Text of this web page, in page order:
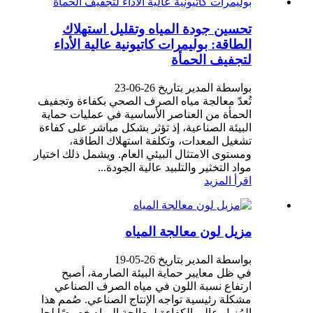
تحسين جودة المياه وتقليل استهلاك
الطاقة: بوليمرات كاتيونية عالية الأداء
لتجفيف الحمأة
بواسطة المدير بتاريخ 26-06-23
تُعدّ معالجة مياه الصرف الصحي بكفاءة وتجفيف
الحمأة من العناصر الأساسية في عمليات حماية
البيئة الصناعية، إذ تؤثر بشكل مباشر على كفاءة
تشغيل المعدات، وتكلفة استهلاك الطاقة،
ومستوى الامتثال البيئي العام. ويشمل ذلك اختيار
مواد التخثير والتلبيد عالية الجودة...
اقرأ المزيد
مزيل لون معالجة المياه
بواسطة المدير بتاريخ 26-05-19
في ظل معايير حماية البيئة الصارمة، أصبح
ارتفاع نسبة اللون في مياه الصرف الصناعي
مشكلة رئيسية تواجه الإنتاج الصناعي. صُمم هذا